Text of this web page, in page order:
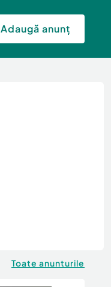
Adaugă anunț
Toate anunturile